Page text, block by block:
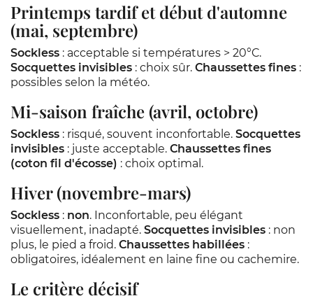
Printemps tardif et début d'automne
(mai, septembre)
Sockless : acceptable si températures > 20°C.
Socquettes invisibles : choix sûr. Chaussettes fines :
possibles selon la météo.
Mi-saison fraîche (avril, octobre)
Sockless : risqué, souvent inconfortable. Socquettes
invisibles : juste acceptable. Chaussettes fines
(coton fil d'écosse) : choix optimal.
Hiver (novembre-mars)
Sockless : non. Inconfortable, peu élégant
visuellement, inadapté. Socquettes invisibles : non
plus, le pied a froid. Chaussettes habillées :
obligatoires, idéalement en laine fine ou cachemire.
Le critère décisif